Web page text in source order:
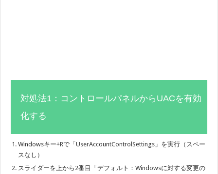
対処法1：コントロールパネルからUACを有効
化する
Windowsキー+Rで「UserAccountControlSettings」を実行（スペー
スなし）
スライダーを上から2番目「デフォルト：Windowsに対する変更の